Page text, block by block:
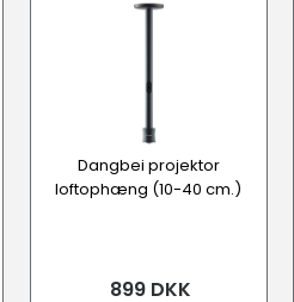
Dangbei projektor
loftophæng (10-40 cm.)
899 DKK